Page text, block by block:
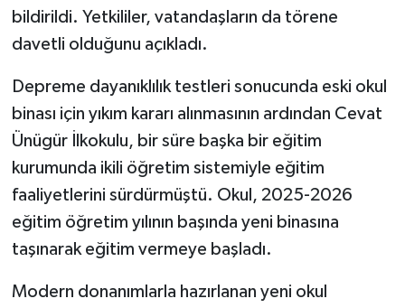
bildirildi. Yetkililer, vatandaşların da törene
davetli olduğunu açıkladı.
Depreme dayanıklılık testleri sonucunda eski okul
binası için yıkım kararı alınmasının ardından Cevat
Ünügür İlkokulu, bir süre başka bir eğitim
kurumunda ikili öğretim sistemiyle eğitim
faaliyetlerini sürdürmüştü. Okul, 2025-2026
eğitim öğretim yılının başında yeni binasına
taşınarak eğitim vermeye başladı.
Modern donanımlarla hazırlanan yeni okul